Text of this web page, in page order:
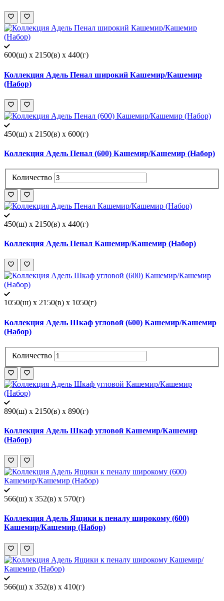
600(ш) x 2150(в) x 440(г)
Коллекция Адель Пенал широкий Кашемир/Кашемир
(Набор)
450(ш) x 2150(в) x 600(г)
Коллекция Адель Пенал (600) Кашемир/Кашемир (Набор)
Количество
450(ш) x 2150(в) x 440(г)
Коллекция Адель Пенал Кашемир/Кашемир (Набор)
1050(ш) x 2150(в) x 1050(г)
Коллекция Адель Шкаф угловой (600) Кашемир/Кашемир
(Набор)
Количество
890(ш) x 2150(в) x 890(г)
Коллекция Адель Шкаф угловой Кашемир/Кашемир
(Набор)
566(ш) x 352(в) x 570(г)
Коллекция Адель Ящики к пеналу широкому (600)
Кашемир/Кашемир (Набор)
566(ш) x 352(в) x 410(г)